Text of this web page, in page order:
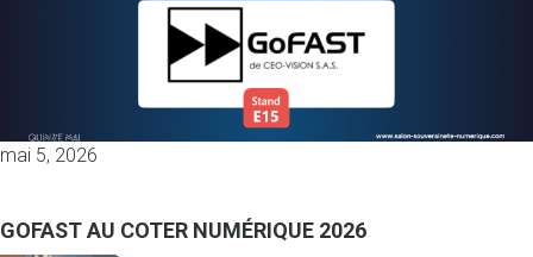
mai 5, 2026
GOFAST AU COTER NUMÉRIQUE 2026